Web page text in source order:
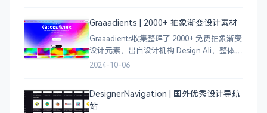
Graaadients | 2000+ 抽象渐变设计素材
Graaadients收集整理了 2000+ 免费抽象渐变
设计元素，出自设计机构 Design Ali，整体渐
变色比较鲜艳，更像是 AI 生成的元素，需要
2024-10-06
DesignerNavigation | 国外优秀设计导航
站